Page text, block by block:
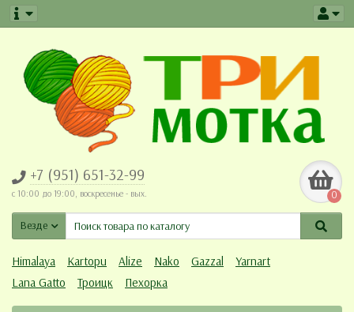
+7 (951) 651-32-99
c 10:00 до 19:00, воскресенье - вых. 0
Везде
Himalaya Kartopu Alize Nako Gazzal
Yarnart
Lana Gatto
Троицк Пехорка